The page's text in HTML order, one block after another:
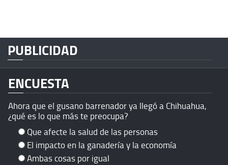
PUBLICIDAD
ENCUESTA
Ahora que el gusano barrenador ya llegó a Chihuahua,
¿qué es lo que más te preocupa?
Que afecte la salud de las personas
El impacto en la ganadería y la economía
Ambas cosas por igual